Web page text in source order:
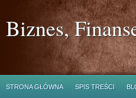
Biznes,
STRONA GŁÓWNA SPIS TREŚCI